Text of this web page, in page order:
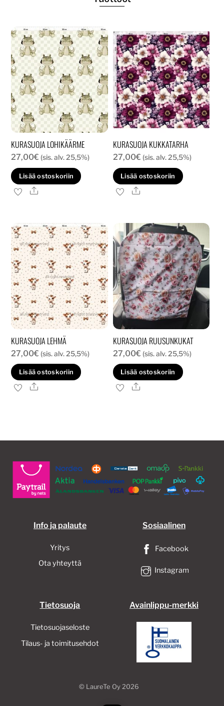
KURASUOJA LOHIKÄÄRME
27,00€ (sis. alv. 25,5%)
Lisää ostoskoriin
Ale
KURASUOJA KUKKATARHA
27,00€ (sis. alv. 25,5%)
Lisää ostoskoriin
Ale
KURASUOJA LEHMÄ
27,00€ (sis. alv. 25,5%)
Lisää ostoskoriin
Ale
KURASUOJA RUUSUNKUKAT
27,00€ (sis. alv. 25,5%)
Lisää ostoskoriin
Ale
Info ja palaute
Yritys
Ota yhteyttä
Sosiaalinen
Facebook
Instagram
Tietosuoja
Tietosuojaseloste
Tilaus- ja toimitusehdot
Avainlippu-merkki
© LaureTe Oy2026